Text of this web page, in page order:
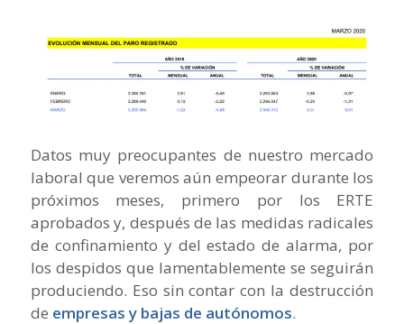
Datos muy preocupantes de nuestro mercado
laboral que veremos aún empeorar durante los
próximos meses, primero por los ERTE
aprobados y, después de las medidas radicales
de confinamiento y del estado de alarma, por
los despidos que lamentablemente se seguirán
produciendo. Eso sin contar con la destrucción
de empresas y bajas de autónomos.